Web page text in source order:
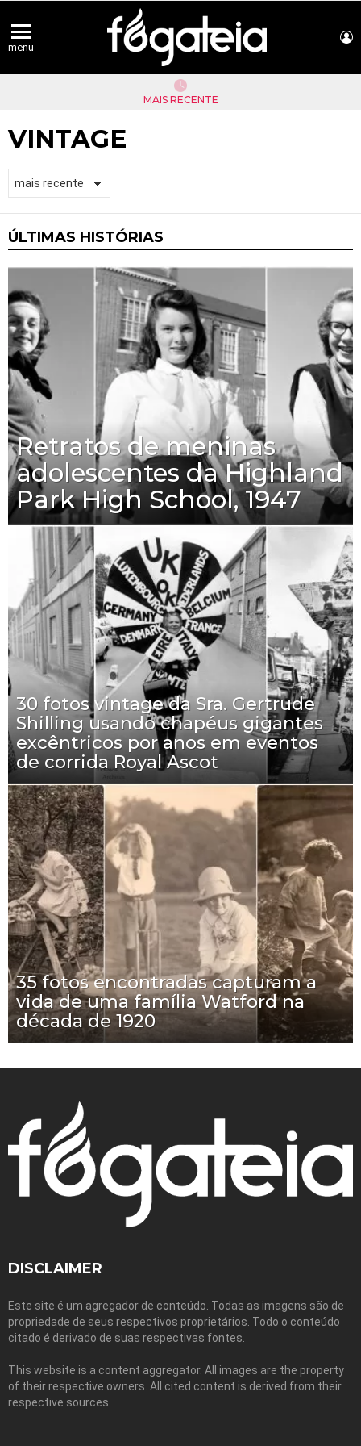
menu
MAIS RECENTE
VINTAGE
ÚLTIMAS HISTÓRIAS
Retratos de meninas
adolescentes da Highland
Park High School, 1947
30 fotos vintage da Sra. Gertrude
Shilling usando chapéus gigantes
excêntricos por anos em eventos
de corrida Royal Ascot
35 fotos encontradas capturam a
vida de uma família Watford na
década de 1920
DISCLAIMER
Este site é um agregador de conteúdo. Todas as imagens são de
propriedade de seus respectivos proprietários. Todo o conteúdo
citado é derivado de suas respectivas fontes.
This website is a content aggregator. All images are the property
of their respective owners. All cited content is derived from their
respective sources.